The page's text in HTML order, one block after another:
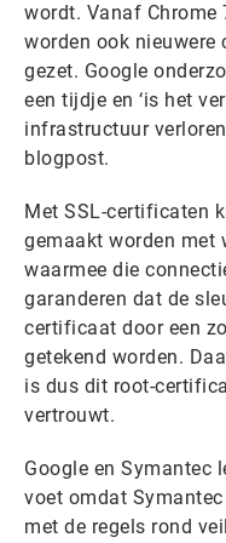
wordt. Vanaf Chrome
worden ook
gezet. Google
een tijdje en ‘is het
infrastructuur
blogpost.
Met SSL-certificaten
gemaakt worden met
waarmee die
garanderen dat de
certificaat door een
getekend worden.
is dus dit root-
vertrouwt.
Google en Symantec
voet omdat
met de regels rond